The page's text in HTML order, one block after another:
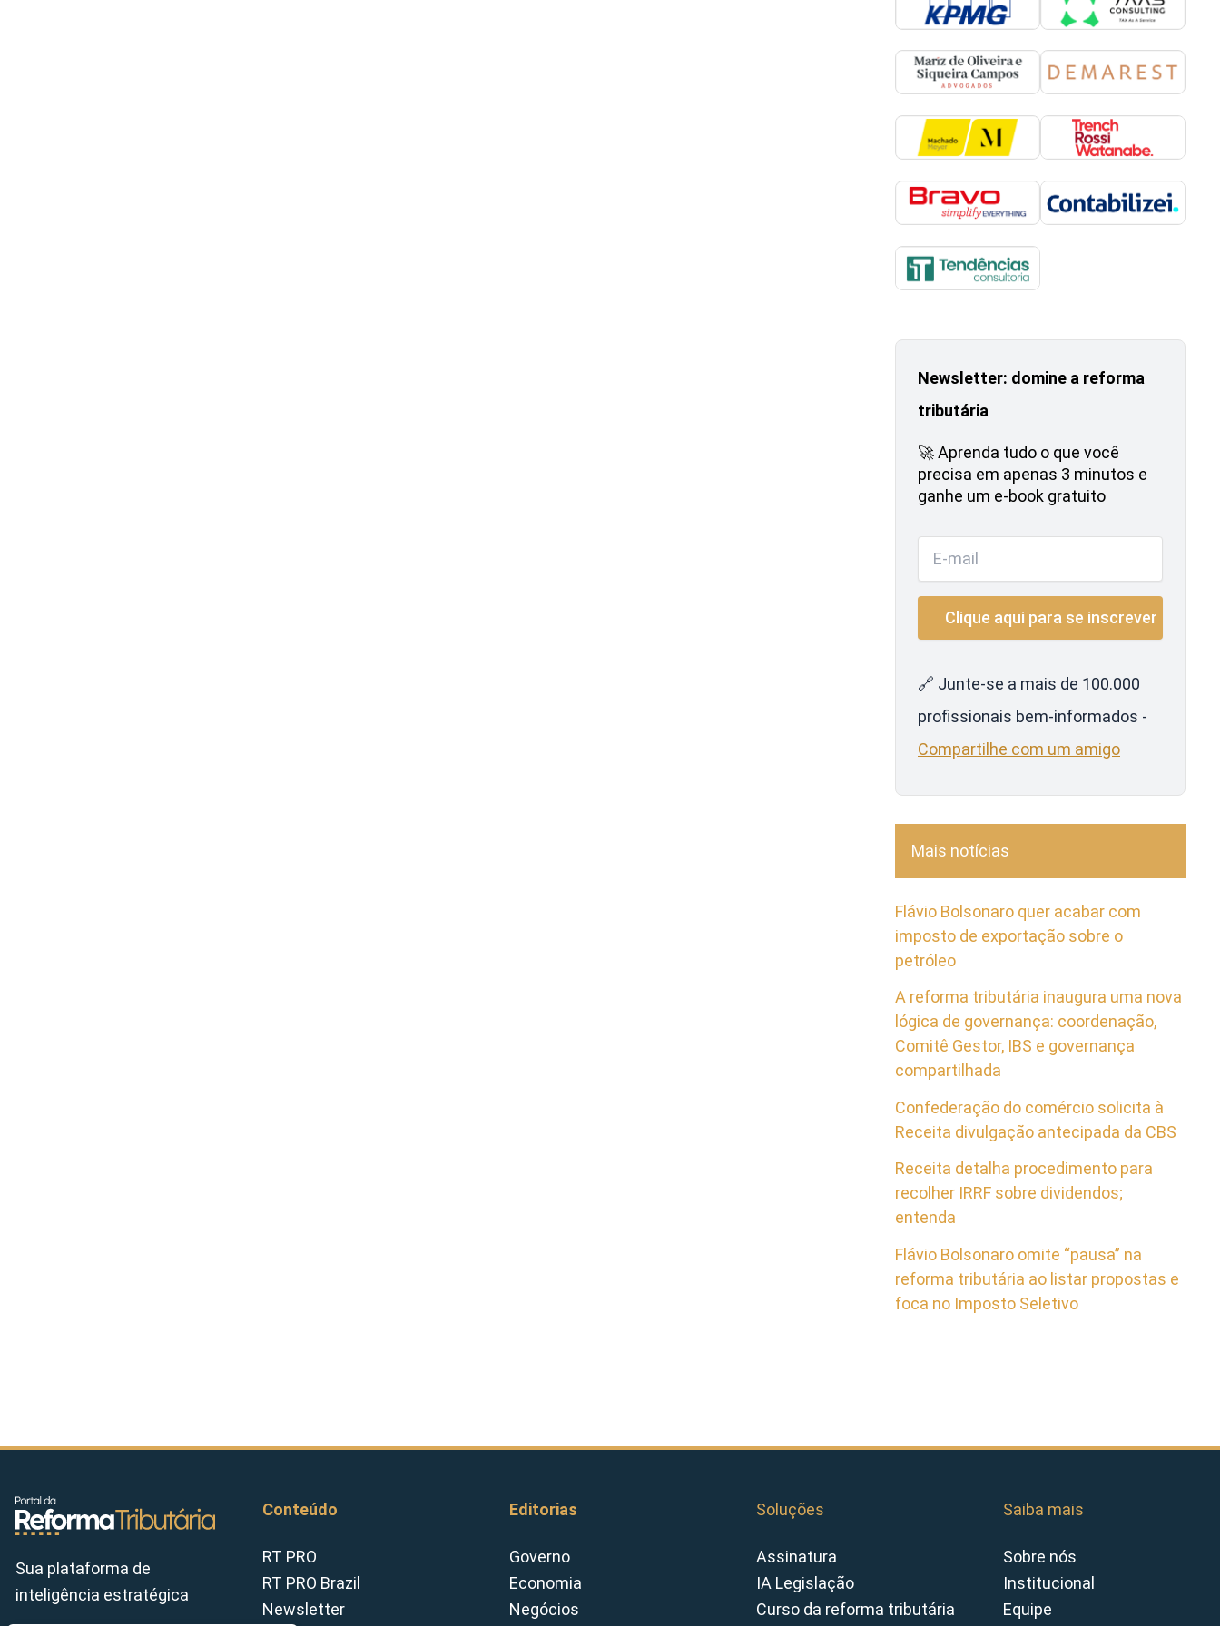
Newsletter: domine a reforma
tributária
🚀 Aprenda tudo o que você
precisa em apenas 3 minutos e
ganhe um e-book gratuito
🔗 Junte-se a mais de 100.000
profissionais bem-informados -
Compartilhe com um amigo
Mais notícias
Flávio Bolsonaro quer acabar com
imposto de exportação sobre o
petróleo
A reforma tributária inaugura uma nova
lógica de governança: coordenação,
Comitê Gestor, IBS e governança
compartilhada
Confederação do comércio solicita à
Receita divulgação antecipada da CBS
Receita detalha procedimento para
recolher IRRF sobre dividendos;
entenda
Flávio Bolsonaro omite “pausa” na
reforma tributária ao listar propostas e
foca no Imposto Seletivo
Sua plataforma de
inteligência estratégica
Conteúdo
RT PRO
RT PRO Brazil
Newsletter
Editorias
Governo
Economia
Negócios
Soluções
Assinatura
IA Legislação
Curso da reforma tributária
Saiba mais
Sobre nós
Institucional
Equipe